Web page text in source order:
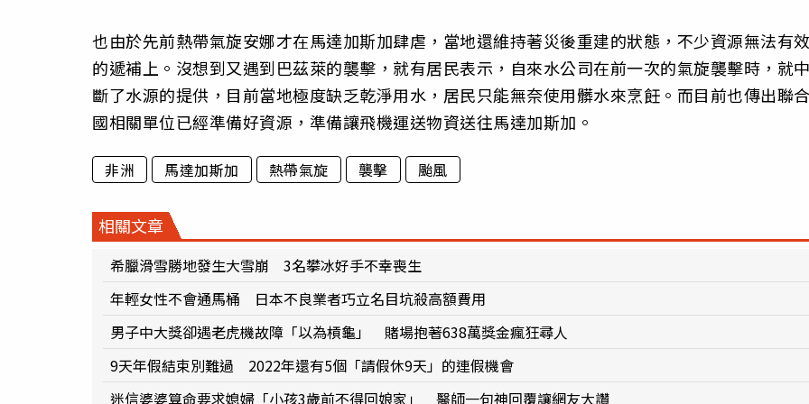
也由於先前熱帶氣旋安娜才在馬達加斯加肆虐，當地還維持著災後重建的狀態，不少資源無法有效
的遞補上。沒想到又遇到巴茲萊的襲擊，就有居民表示，自來水公司在前一次的氣旋襲擊時，就中
斷了水源的提供，目前當地極度缺乏乾淨用水，居民只能無奈使用髒水來烹飪。而目前也傳出聯合
國相關單位已經準備好資源，準備讓飛機運送物資送往馬達加斯加。
非洲 馬達加斯加 熱帶氣旋 襲擊 颱風
相關文章
希臘滑雪勝地發生大雪崩 3名攀冰好手不幸喪生
年輕女性不會通馬桶 日本不良業者巧立名目坑殺高額費用
男子中大獎卻遇老虎機故障「以為槓龜」 賭場抱著638萬獎金瘋狂尋人
9天年假結束別難過 2022年還有5個「請假休9天」的連假機會
迷信婆婆算命要求媳婦「小孩3歲前不得回娘家」 醫師一句神回覆讓網友大讚